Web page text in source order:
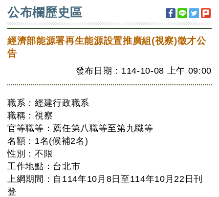
:::
公布欄歷史區
經濟部能源署再生能源設置推廣組(視察)徵才公
告
發布日期：114-10-08 上午 09:00
職系：經建行政職系
職稱：視察
官等職等：薦任第八職等至第九職等
名額：1名(候補2名)
性別：不限
工作地點：台北市
上網期間：自114年10月8日至114年10月22日刊
登